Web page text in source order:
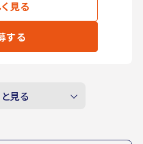
見る
する
見る